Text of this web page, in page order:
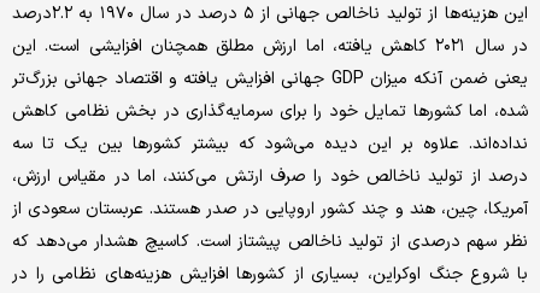
این هزینه‌ها از تولید ناخالص جهانی از ۵ درصد در سال ۱۹۷۰ به ۲.۲درصد
در سال ۲۰۲۱ کاهش یافته، اما ارزش مطلق همچنان افزایشی است. این
یعنی ضمن آنکه میزان GDP جهانی افزایش یافته و اقتصاد جهانی بزرگ‌تر
شده، اما کشورها تمایل خود را برای سرمایه‌گذاری در بخش نظامی کاهش
نداده‌اند. علاوه بر این دیده می‌شود که بیشتر کشورها بین یک تا سه
درصد از تولید ناخالص خود را صرف ارتش می‌کنند، اما در مقیاس ارزش،
آمریکا، چین، هند و چند کشور اروپایی در صدر هستند. عربستان سعودی از
نظر سهم درصدی از تولید ناخالص پیشتاز است. کاسیچ هشدار می‌دهد که
با شروع جنگ اوکراین، بسیاری از کشورها افزایش هزینه‌های نظامی را در